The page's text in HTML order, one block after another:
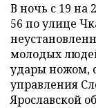
В ночь с 19 на
56 по улице
молодых
удары ножом,
управления
Ярославской